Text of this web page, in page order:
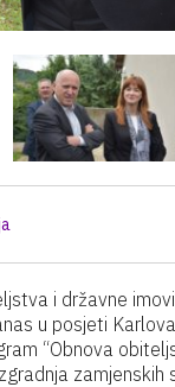
i državne
u posjeti
“Obnova
zamjenskih